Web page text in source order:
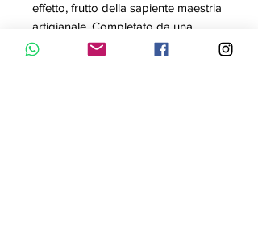
effetto, frutto della sapiente maestria
artigianale. Completato da una
scintillante finitura, l'elegante design